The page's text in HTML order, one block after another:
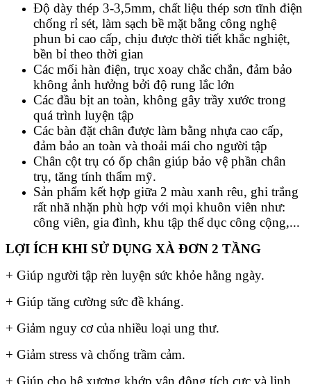
Độ dày thép 3-3,5mm, chất liệu thép sơn tĩnh điện
chống rỉ sét, làm sạch bề mặt bằng công nghệ
phun bi cao cấp, chịu được thời tiết khắc nghiệt,
bền bỉ theo thời gian
Các mối hàn điện, trục xoay chắc chắn, đảm bảo
không ảnh hưởng bởi độ rung lắc lớn
Các đầu bịt an toàn, không gây trầy xước trong
quá trình luyện tập
Các bàn đặt chân được làm bằng nhựa cao cấp,
đảm bảo an toàn và thoải mái cho người tập
Chân cột trụ có ốp chân giúp bảo vệ phần chân
trụ, tăng tính thẩm mỹ.
Sản phẩm kết hợp giữa 2 màu xanh rêu, ghi trắng
rất nhã nhặn phù hợp với mọi khuôn viên như:
công viên, gia đình, khu tập thể dục công cộng,...
LỢI ÍCH KHI SỬ DỤNG XÀ ĐƠN 2 TẦNG
+ Giúp người tập rèn luyện sức khỏe hằng ngày.
+ Giúp tăng cường sức đề kháng.
+ Giảm nguy cơ của nhiều loại ung thư.
+ Giảm stress và chống trầm cảm.
+ Giúp cho hệ xương khớp vận động tích cực và linh